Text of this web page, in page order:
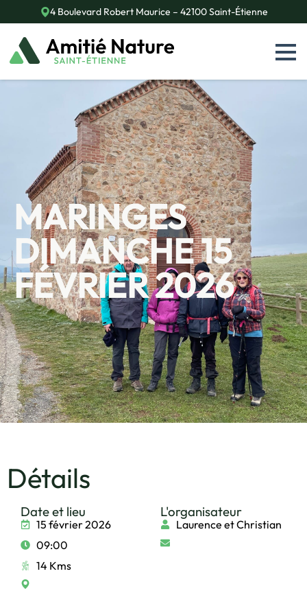
4 Boulevard Robert Maurice – 42100 Saint-Étienne
MARINGES
DIMANCHE 15
FÉVRIER 2026
Détails
Date et lieu
15 février 2026
09:00
14 Kms
L'organisateur
Laurence et Christian